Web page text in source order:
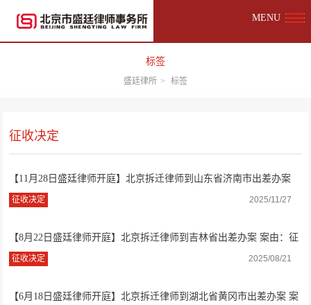
MENU
标签
盛廷律所 > 标签
征收决定
【11月28日盛廷律师开庭】北京拆迁律师到山东省济南市出差办案
案由：征收...
征收决定 2025/11/27
【8月22日盛廷律师开庭】北京拆迁律师到吉林省出差办案 案由：征
收决定
征收决定 2025/08/21
【6月18日盛廷律师开庭】北京拆迁律师到湖北省黄冈市出差办案 案